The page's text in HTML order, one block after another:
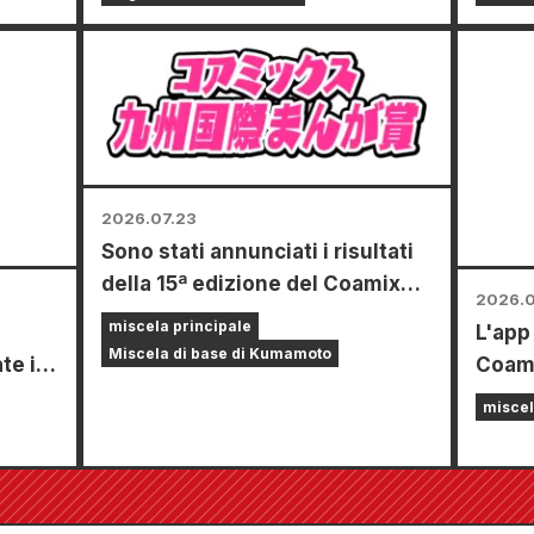
una
Il
of
in
di
in
2026.07.23
Sono stati annunciati i risultati
della 15ª edizione del Coamix
Kyushu International Manga
Award!
miscela principale
Miscela di base di Kumamoto